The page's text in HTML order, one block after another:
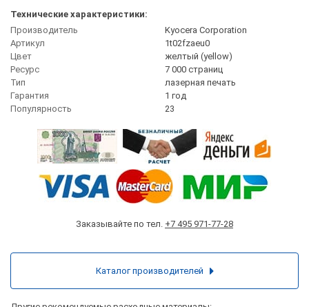
Технические характеристики:
Производитель
Kyocera Corporation
Артикул
1t02fzaeu0
Цвет
желтый (yellow)
Ресурс
7 000 страниц
Тип
лазерная печать
Гарантия
1 год
Популярность
23
Заказывайте по тел. +7 495 971-77-28